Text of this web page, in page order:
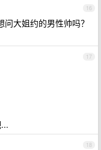
16
大姐约的男性帅吗？
17
18